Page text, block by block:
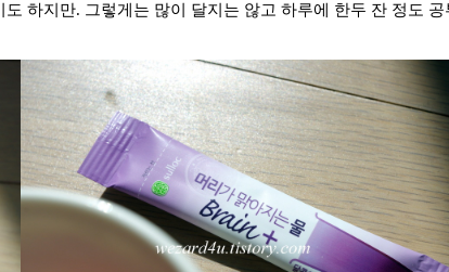
하지만. 그렇게는 많이 달지는 않고 하루에 한두 잔 정도 공